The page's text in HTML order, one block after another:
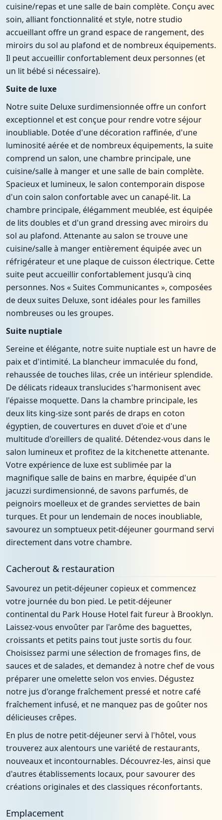
cuisine/repas et une salle de bain complète. Conçu avec
soin, alliant fonctionnalité et style, notre studio
accueillant offre un grand espace de rangement, des
miroirs du sol au plafond et de nombreux équipements.
Il peut accueillir confortablement deux personnes (et
un lit bébé si nécessaire).
Suite de luxe
Notre suite Deluxe surdimensionnée offre un confort
exceptionnel et est conçue pour rendre votre séjour
inoubliable. Dotée d'une décoration raffinée, d'une
luminosité aérée et de nombreux équipements, la suite
comprend un salon, une chambre principale, une
cuisine/salle à manger et une salle de bain complète.
Spacieux et lumineux, le salon contemporain dispose
d'un coin salon confortable avec un canapé-lit. La
chambre principale, élégamment meublée, est équipée
de lits doubles et d'un grand dressing avec miroirs du
sol au plafond. Attenante au salon se trouve une
cuisine/salle à manger entièrement équipée avec un
réfrigérateur et une plaque de cuisson électrique. Cette
suite peut accueillir confortablement jusqu'à cinq
personnes. Nos « Suites Communicantes », composées
de deux suites Deluxe, sont idéales pour les familles
nombreuses ou les groupes.
Suite nuptiale
Sereine et élégante, notre suite nuptiale est un havre de
paix et d'intimité. La blancheur immaculée du fond,
rehaussée de touches lilas, crée un intérieur splendide.
De délicats rideaux translucides s'harmonisent avec
l'épaisse moquette. Dans la chambre principale, les
deux lits king-size sont parés de draps en coton
égyptien, de couvertures en duvet d'oie et d'une
multitude d'oreillers de qualité. Détendez-vous dans le
salon lumineux et profitez de la kitchenette attenante.
Votre expérience de luxe est sublimée par la
magnifique salle de bains en marbre, équipée d'un
jacuzzi surdimensionné, de savons parfumés, de
peignoirs moelleux et de grandes serviettes de bain
turques. Et pour un lendemain de noces inoubliable,
savourez un somptueux petit-déjeuner gourmand servi
directement dans votre chambre.
Cacherout & restauration
Savourez un petit-déjeuner copieux et commencez
votre journée du bon pied. Le petit-déjeuner
continental du Park House Hotel fait fureur à Brooklyn.
Laissez-vous envoûter par l'arôme des baguettes,
croissants et petits pains tout juste sortis du four.
Choisissez parmi une sélection de fromages fins, de
sauces et de salades, et demandez à notre chef de vous
préparer une omelette selon vos envies. Dégustez
notre jus d'orange fraîchement pressé et notre café
fraîchement infusé, et ne manquez pas de goûter nos
délicieuses crêpes.
En plus de notre petit-déjeuner servi à l'hôtel, vous
trouverez aux alentours une variété de restaurants,
nouveaux et incontournables. Découvrez-les, ainsi que
d'autres établissements locaux, pour savourer des
créations originales et des classiques réconfortants.
Emplacement